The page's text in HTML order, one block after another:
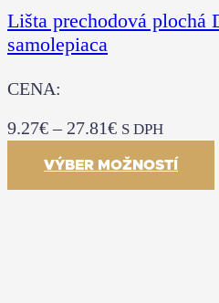
Lišta prechodová plochá
samolepiaca
CENA:
9.27€– 27.81€ S DPH
VÝBER MOŽNOSTÍ